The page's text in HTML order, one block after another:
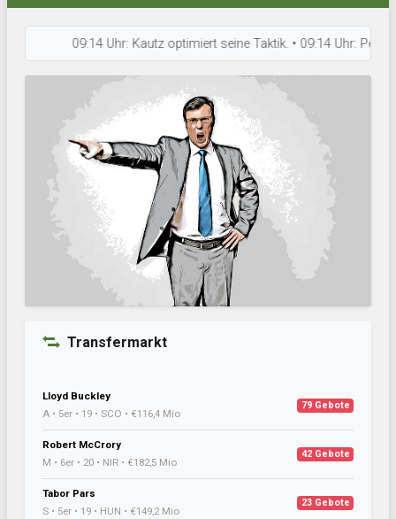
09:14 Uhr: Kautz optimiert seine Taktik. • 09:14 Uhr:
Transfermarkt
Lloyd Buckley
A • 5er • 19 • SCO • €116,4 Mio
79 Gebote
Robert McCrory
M • 6er • 20 • NIR • €182,5 Mio
42 Gebote
Tabor Pars
S • 5er • 19 • HUN • €149,2 Mio
23 Gebote